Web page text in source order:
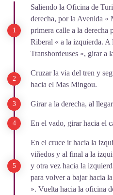
Saliendo la Oficina de
derecha, por la Avenida «
primera calle a la derecha
Riberal « a la izquierda. A
Transbordeuses », girar a
Cruzar la via del tren y
hacia el Mas Mingou.
Girar a la derecha, al
En el vado, girar hacia el
En el cruce ir hacia la
viñedos y al final a la
y otra vez hacia la
para volver a bajar hacia
». Vuelta hacia la oficina